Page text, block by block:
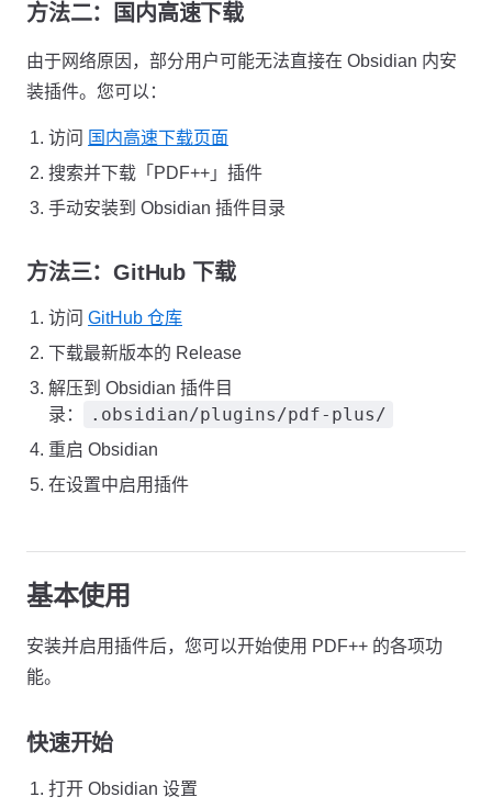
方法二：国内高速下载
由于网络原因，部分用户可能无法直接在 Obsidian 内安
装插件。您可以：
访问 国内高速下载页面
搜索并下载「PDF++」插件
手动安装到 Obsidian 插件目录
方法三：GitHub 下载
访问 GitHub 仓库
下载最新版本的 Release
解压到 Obsidian 插件目
录：
.obsidian/plugins/pdf-plus/
重启 Obsidian
在设置中启用插件
基本使用
安装并启用插件后，您可以开始使用 PDF++ 的各项功
能。
快速开始
打开 Obsidian 设置